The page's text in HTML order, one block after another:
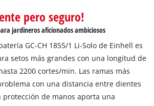
pero seguro!
jardineros aficionados ambiciosos
GC-CH 1855/1 Li-Solo de Einhell es
setos más grandes con una longitud de
2200 cortes/min. Las ramas más
con una distancia entre dientes
protección de manos aporta una